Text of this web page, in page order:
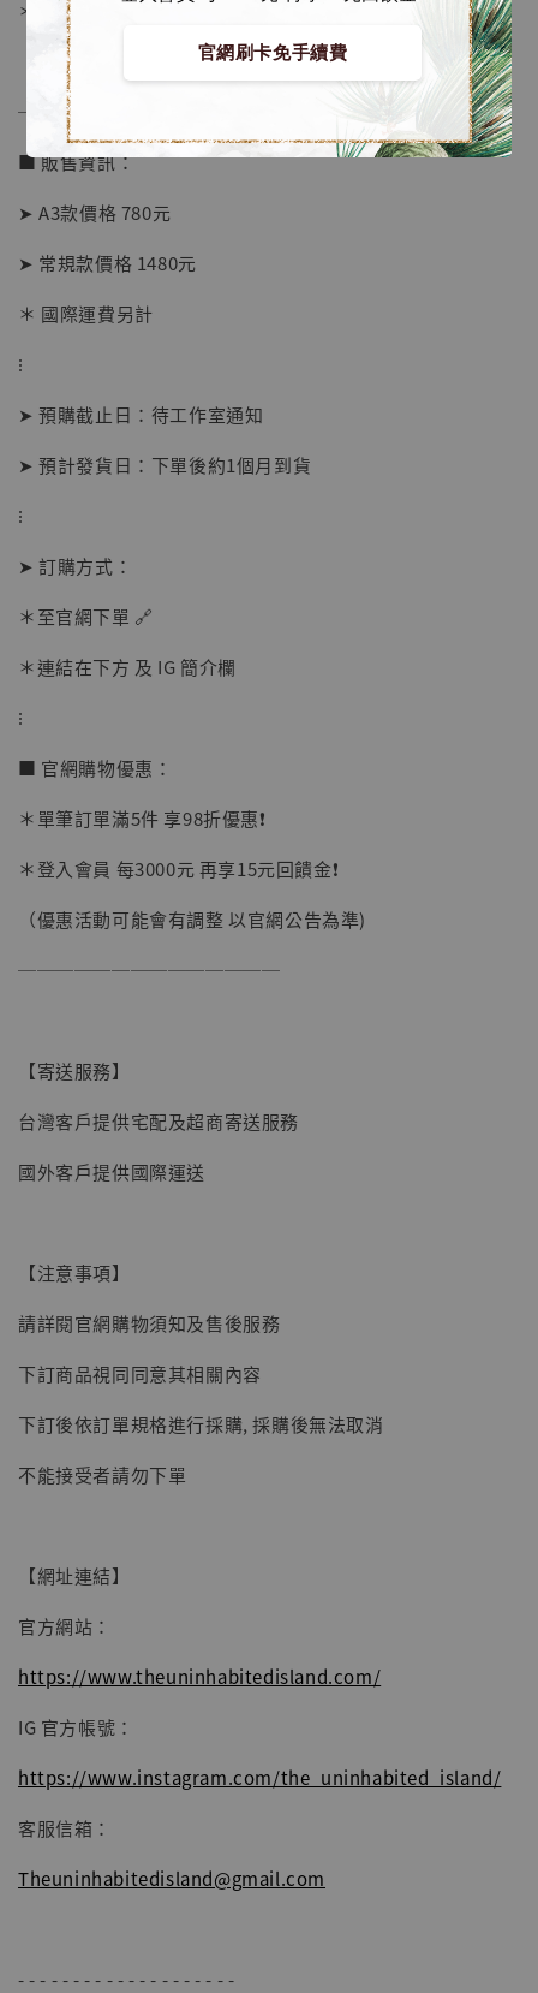
官網刷卡免手續費
【店內現貨】海賊王 系列蒐藏雕像 布魯克達
NT$ 1,870
【現貨】BJSTUDIO 1/6系列可動蒐藏人偶 讓
NT$ 4,980
＊背面爲黑色防潮背板
──────────────
■ 販售資訊：
➤ A3款價格 780元
➤ 常規款價格 1480元
＊ 國際運費另計
⁝
➤ 預購截止日：待工作室通知
➤ 預計發貨日：下單後約1個月到貨
⁝
➤ 訂購方式：
＊至官網下單 🔗
＊連結在下方 及 IG 簡介欄
⁝
■ 官網購物優惠：
＊單筆訂單滿5件 享98折優惠❗️
＊登入會員 每3000元 再享15元回饋金❗️
（優惠活動可能會有調整 以官網公告為準)
──────────────
【寄送服務】
台灣客戶提供宅配及超商寄送服務
國外客戶提供國際運送
【注意事項】
請詳閱官網購物須知及售後服務
下訂商品視同同意其相關內容
下訂後依訂單規格進行採購, 採購後無法取消
不能接受者請勿下單
【網址連結】
官方網站：
https://www.theuninhabitedisland.com/
IG 官方帳號：
https://www.instagram.com/the_uninhabited_island/
客服信箱：
Theuninhabitedisland@gmail.com
- - - - - - - - - - - - - - - - - - - -